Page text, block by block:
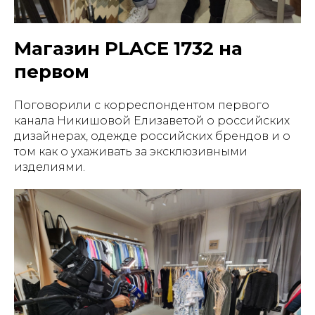
Магазин PLACE 1732 на
первом
Поговорили с корреспондентом первого
канала Никишовой Елизаветой о российских
дизайнерах, одежде российских брендов и о
том как о ухаживать за эксклюзивными
изделиями.